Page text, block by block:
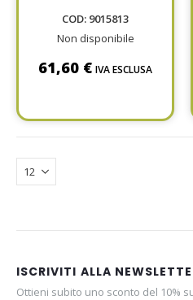
COD: 9015813
Non disponibile
61,60 € IVA ESCLUSA
ISCRIVITI ALLA
Ottieni subito uno sconto del 10%